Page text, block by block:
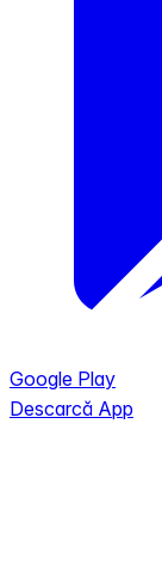
Google Play
Descarcă App